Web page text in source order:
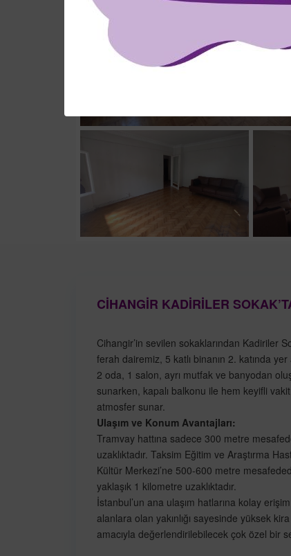
CİHANGİR KADİRİLER
Cihangir’in sevilen sokaklarından Kadiriler
ferah dairemiz, 5 katlı binanın 2. katında
2 oda, 1 salon, ayrı mutfak ve banyodan
sunarken, kapalı balkonu ile hem keyifli
atmosfer sunar.
Ulaşım ve Konum Avantajları:
Tramvay hattına sadece 300 metre
uzaklıktadır. Taksim Eğitim ve Araştırma
Kültür Merkezi’ne 500-600 metre
yaklaşık 1 kilometre uzaklıktadır.
İstanbul’un ana ulaşım hatlarına kolay
alanlara olan yakınlığı sayesinde yüksek
amacıyla değerlendirilebilecek çok özel bir